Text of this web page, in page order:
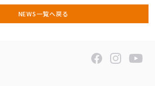
NEWS一覧へ戻る